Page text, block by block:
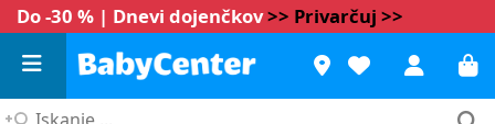
Do -30 % | Dnevi dojenčkov>> Privarčuj >>
Iskanje